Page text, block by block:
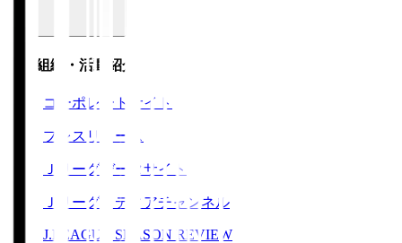
運営組織・活動紹介
コーポレートサイト
プレスリリース
Ｊリーグデータサイト
Ｊリーグメディアチャンネル
J.LEAGUE SEASON REVIEW